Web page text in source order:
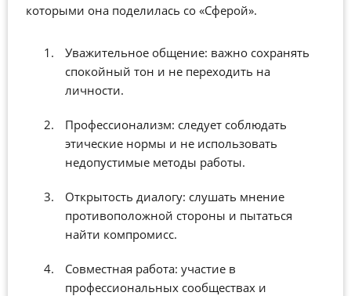
которыми она поделилась со «Сферой».
Уважительное общение: важно сохранять
спокойный тон и не переходить на
личности.
Профессионализм: следует соблюдать
этические нормы и не использовать
недопустимые методы работы.
Открытость диалогу: слушать мнение
противоположной стороны и пытаться
найти компромисс.
Совместная работа: участие в
профессиональных сообществах и